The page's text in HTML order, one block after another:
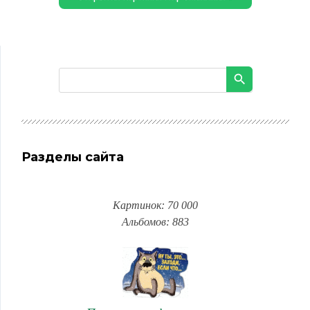
Разделы сайта
Картинок: 70 000
Альбомов: 883